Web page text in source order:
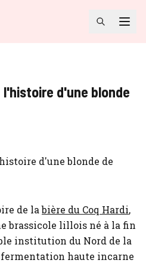
l'histoire d'une blonde
de labière du Coq Hardi,
brassicole lillois né à la fin
institution du Nord de la
fermentation haute incarne